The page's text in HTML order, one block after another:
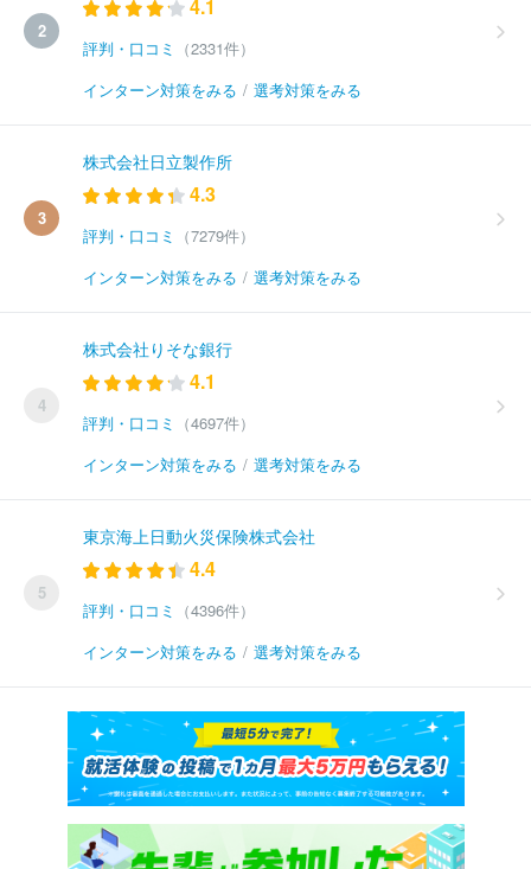
2
4.1
評判・口コミ
（2331件）
インターン対策をみる / 選考対策をみる
3
株式会社日立製作所
4.3
評判・口コミ
（7279件）
インターン対策をみる / 選考対策をみる
4
株式会社りそな銀行
4.1
評判・口コミ
（4697件）
インターン対策をみる / 選考対策をみる
5
東京海上日動火災保険株式会社
4.4
評判・口コミ
（4396件）
インターン対策をみる / 選考対策をみる